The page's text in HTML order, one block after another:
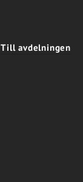
Till avdelningen